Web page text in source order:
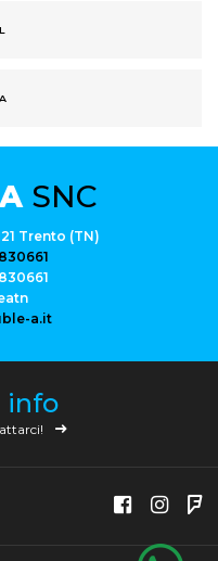
SNC
Trento (TN)
a.it
info